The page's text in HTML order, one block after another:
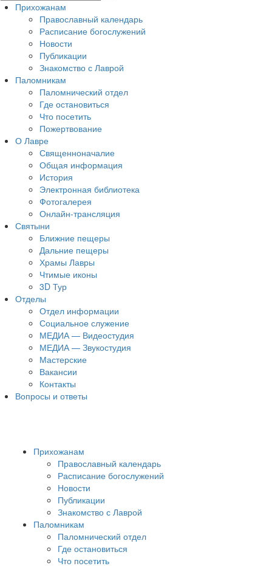
Прихожанам
Православный календарь
Расписание богослужений
Новости
Публикации
Знакомство с Лаврой
Паломникам
Паломнический отдел
Где остановиться
Что посетить
Пожертвование
О Лавре
Священноначалие
Общая информация
История
Электронная библиотека
Фотогалерея
Онлайн-трансляция
Святыни
Ближние пещеры
Дальние пещеры
Храмы Лавры
Чтимые иконы
3D Тур
Отделы
Отдел информации
Социальное служение
МЕДИА — Видеостудия
МЕДИА — Звукостудия
Мастерские
Вакансии
Контакты
Вопросы и ответы
Прихожанам
Православный календарь
Расписание богослужений
Новости
Публикации
Знакомство с Лаврой
Паломникам
Паломнический отдел
Где остановиться
Что посетить